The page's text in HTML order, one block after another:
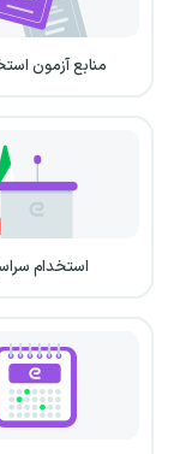
منابع آزمون
استخدام